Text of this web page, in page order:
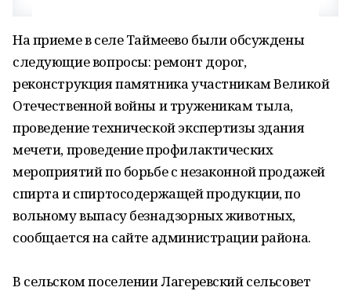
На приеме в селе Таймеево были обсуждены
следующие вопросы: ремонт дорог,
реконструкция памятника участникам Великой
Отечественной войны и труженикам тыла,
проведение технической экспертизы здания
мечети, проведение профилактических
мероприятий по борьбе с незаконной продажей
спирта и спиртосодержащей продукции, по
вольному выпасу безнадзорных животных,
сообщается на сайте администрации района.
В сельском поселении Лагеревский сельсовет